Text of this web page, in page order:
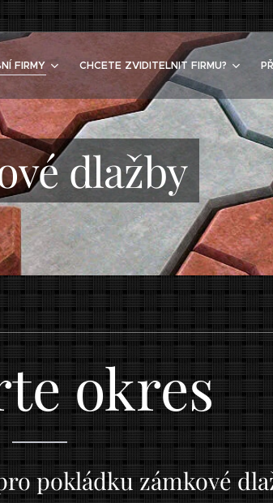
FIRMY CHCETE ZVIDITELNIT FIRMU?
dlažby
okres
pokládku zámkové